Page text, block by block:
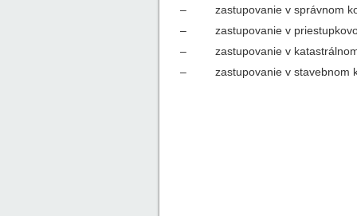
– zastupovanie v správnom
– zastupovanie v
– zastupovanie v
– zastupovanie v stavebnom